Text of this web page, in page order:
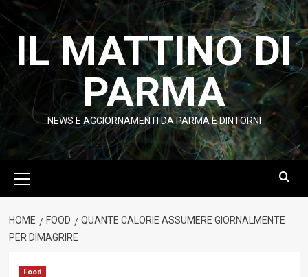
contenuto
IL MATTINO DI
PARMA
NEWS E AGGIORNAMENTI DA PARMA E DINTORNI
principale
HOME FOOD
QUANTE CALORIE ASSUMERE GIORNALMENTE
PER DIMAGRIRE
Food